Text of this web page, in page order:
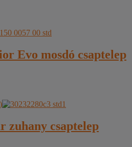
Evo mosdó csaptelep
csaptelep